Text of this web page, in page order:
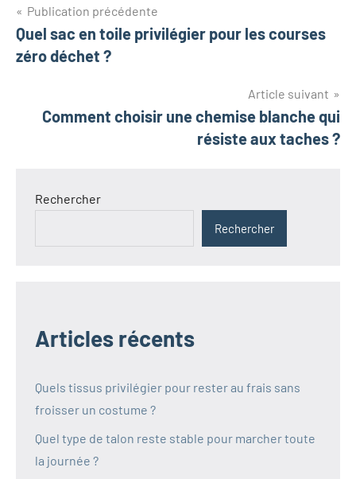
Navigation
de
Publication précédente
Quel sac en toile privilégier pour les courses
zéro déchet ?
Article suivant
Comment choisir une chemise blanche qui
résiste aux taches ?
Rechercher
Rechercher
Articles récents
Quels tissus privilégier pour rester au frais sans
froisser un costume ?
Quel type de talon reste stable pour marcher toute
la journée ?